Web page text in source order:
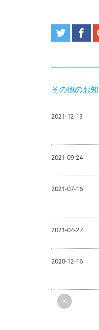
その他のお
2021-12-13
2021-09-24
2021-07-16
2021-04-27
2020-12-16
<